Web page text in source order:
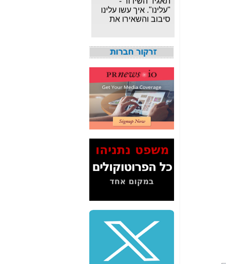
"עלינו". איך עשו עלינו
סיבוב והשאירו את
אגרת הטלוויזיה - כאן
מגהרץ יש בחיבור
LTE? מי ספק הסלולר
המהיר בישראל? -כאן
חשיפת מה שאילנה
דיין לא פרסמה ב"ערוץ
2" על תעלולי השר
משה כחלון -כאן
המשך חשיפת הבלוף
ששמו "מהפיכת
הסלולר" ואיך מסרסים
כאן
סיכום ביקור בסיליקון
שלמה פילבר (עד
לאחרונה מנכ"ל משרד
התקשורת) - עד
מדינה? הצחקתם